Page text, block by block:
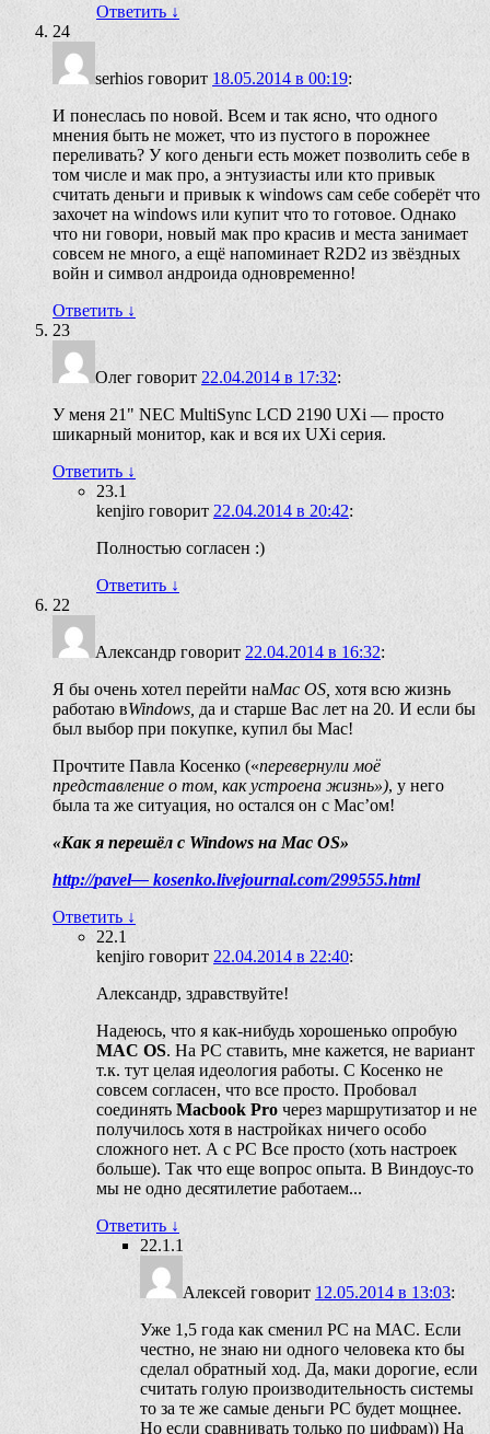
Ответить ↓
24
serhios говорит 18.05.2014 в 00:19:
И понеслась по новой. Всем и так ясно, что одного
мнения быть не может, что из пустого в порожнее
переливать? У кого деньги есть может позволить себе в
том числе и мак про, а энтузиасты или кто привык
считать деньги и привык к windows сам себе соберёт что
захочет на windows или купит что то готовое. Однако
что ни говори, новый мак про красив и места занимает
совсем не много, а ещё напоминает R2D2 из звёздных
войн и символ андроида одновременно!
Ответить ↓
23
Олег говорит 22.04.2014 в 17:32:
У меня 21" NEC MultiSync LCD 2190 UXi — просто
шикарный монитор, как и вся их UXi серия.
Ответить ↓
23.1
kenjiro говорит 22.04.2014 в 20:42:
Полностью согласен :)
Ответить ↓
22
Александр говорит 22.04.2014 в 16:32:
Я бы очень хотел перейти наMac OS, хотя всю жизнь
работаю вWindows, да и старше Вас лет на 20. И если бы
был выбор при покупке, купил бы Мас!
Прочтите Павла Косенко («перевернули моё
представление о том, как устроена жизнь»), у него
была та же ситуация, но остался он с Мас’ом!
«Как я перешёл с Windows на Mac OS»
http://pavel— kosenko.livejournal.com/299555.html
Ответить ↓
22.1
kenjiro говорит 22.04.2014 в 22:40:
Александр, здравствуйте!
Надеюсь, что я как-нибудь хорошенько опробую
MAC OS. На PC ставить, мне кажется, не вариант
т.к. тут целая идеология работы. С Косенко не
совсем согласен, что все просто. Пробовал
соединять Macbook Pro через маршрутизатор и не
получилось хотя в настройках ничего особо
сложного нет. А с PC Все просто (хоть настроек
больше). Так что еще вопрос опыта. В Виндоус-то
мы не одно десятилетие работаем...
Ответить ↓
22.1.1
Алексей говорит 12.05.2014 в 13:03:
Уже 1,5 года как сменил PC на MAC. Если
честно, не знаю ни одного человека кто бы
сделал обратный ход. Да, маки дорогие, если
считать голую производительность системы
то за те же самые деньги PC будет мощнее.
Но если сравнивать только по цифрам)) На